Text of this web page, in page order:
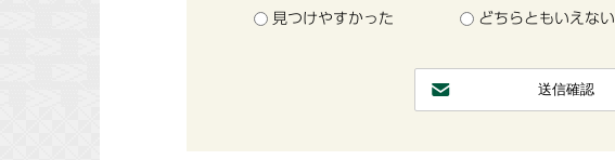
見つけやすかった どちらともいえない